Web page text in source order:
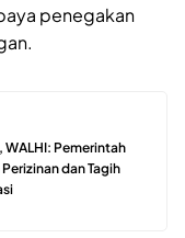
penegakan
WALHI: Pemerintah
dan Tagih